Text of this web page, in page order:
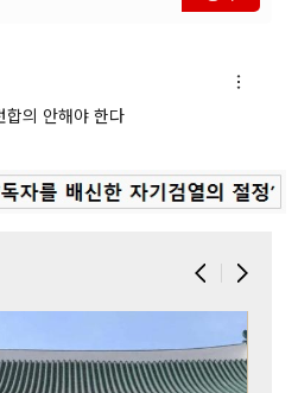
합의 안해야 한다